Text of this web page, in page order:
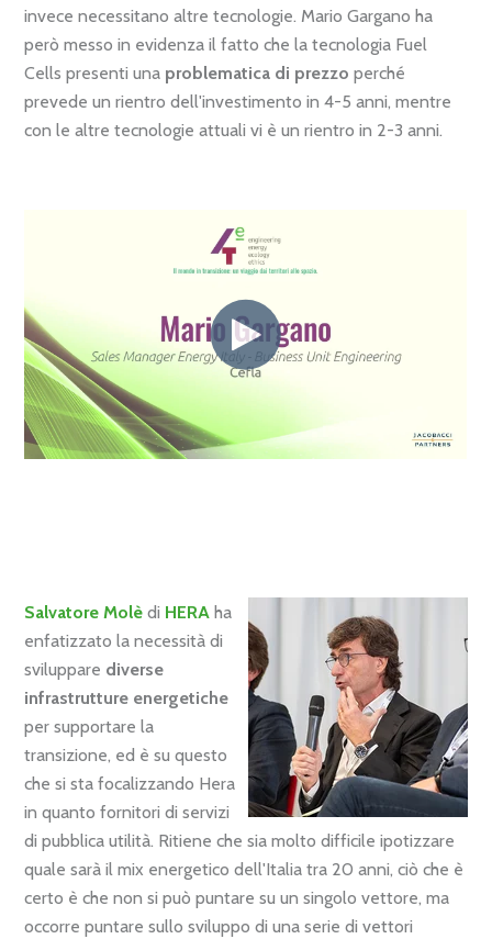
invece necessitano altre tecnologie. Mario Gargano ha
però messo in evidenza il fatto che la tecnologia Fuel
Cells presenti una problematica di prezzo perché
prevede un rientro dell'investimento in 4-5 anni, mentre
con le altre tecnologie attuali vi è un rientro in 2-3 anni.
Salvatore Molè di HERA ha
enfatizzato la necessità di
sviluppare diverse
infrastrutture energetiche
per supportare la
transizione, ed è su questo
che si sta focalizzando Hera
in quanto fornitori di servizi
di pubblica utilità. Ritiene che sia molto difficile ipotizzare
quale sarà il mix energetico dell'Italia tra 20 anni, ciò che è
certo è che non si può puntare su un singolo vettore, ma
occorre puntare sullo sviluppo di una serie di vettori